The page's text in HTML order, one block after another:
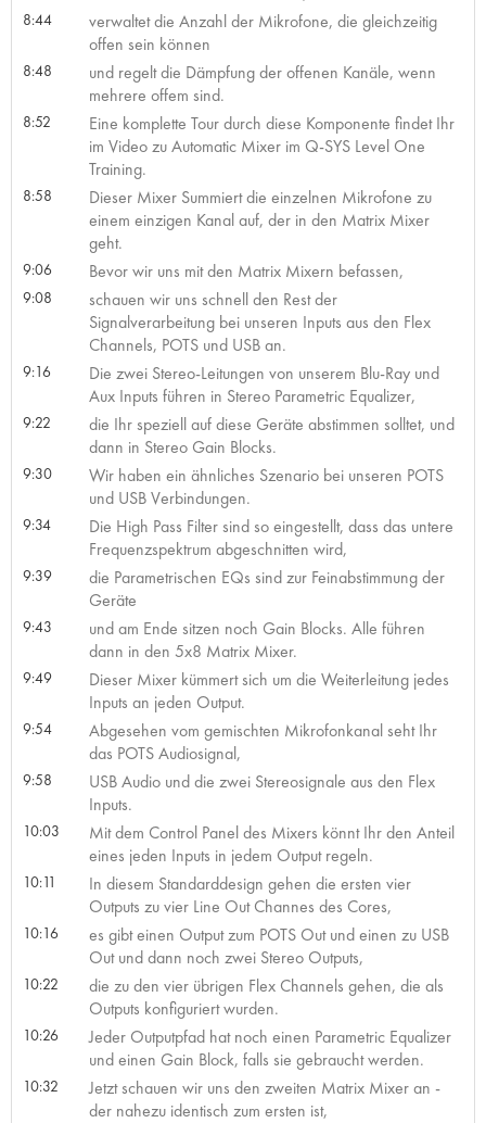
8:44
verwaltet die Anzahl der Mikrofone, die gleichzeitig
offen sein können
8:48
und regelt die Dämpfung der offenen Kanäle, wenn
mehrere offem sind.
8:52
Eine komplette Tour durch diese Komponente findet Ihr
im Video zu Automatic Mixer im Q-SYS Level One
Training.
8:58
Dieser Mixer Summiert die einzelnen Mikrofone zu
einem einzigen Kanal auf, der in den Matrix Mixer
geht.
9:06 Bevor wir uns mit den Matrix Mixern befassen,
9:08
schauen wir uns schnell den Rest der
Signalverarbeitung bei unseren Inputs aus den Flex
Channels, POTS und USB an.
9:16
Die zwei Stereo-Leitungen von unserem Blu-Ray und
Aux Inputs führen in Stereo Parametric Equalizer,
9:22
die Ihr speziell auf diese Geräte abstimmen solltet, und
dann in Stereo Gain Blocks.
9:30
Wir haben ein ähnliches Szenario bei unseren POTS
und USB Verbindungen.
9:34
Die High Pass Filter sind so eingestellt, dass das untere
Frequenzspektrum abgeschnitten wird,
9:39
die Parametrischen EQs sind zur Feinabstimmung der
Geräte
9:43
und am Ende sitzen noch Gain Blocks. Alle führen
dann in den 5x8 Matrix Mixer.
9:49
Dieser Mixer kümmert sich um die Weiterleitung jedes
Inputs an jeden Output.
9:54
Abgesehen vom gemischten Mikrofonkanal seht Ihr
das POTS Audiosignal,
9:58
USB Audio und die zwei Stereosignale aus den Flex
Inputs.
10:03
Mit dem Control Panel des Mixers könnt Ihr den Anteil
eines jeden Inputs in jedem Output regeln.
10:11
In diesem Standarddesign gehen die ersten vier
Outputs zu vier Line Out Channes des Cores,
10:16
es gibt einen Output zum POTS Out und einen zu USB
Out und dann noch zwei Stereo Outputs,
10:22
die zu den vier übrigen Flex Channels gehen, die als
Outputs konfiguriert wurden.
10:26
Jeder Outputpfad hat noch einen Parametric Equalizer
und einen Gain Block, falls sie gebraucht werden.
10:32
Jetzt schauen wir uns den zweiten Matrix Mixer an -
der nahezu identisch zum ersten ist,